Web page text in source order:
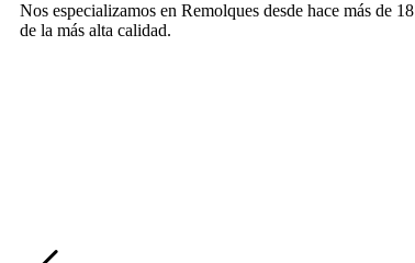
Nos especializamos en Remolques desde hace más de
de la más alta calidad.